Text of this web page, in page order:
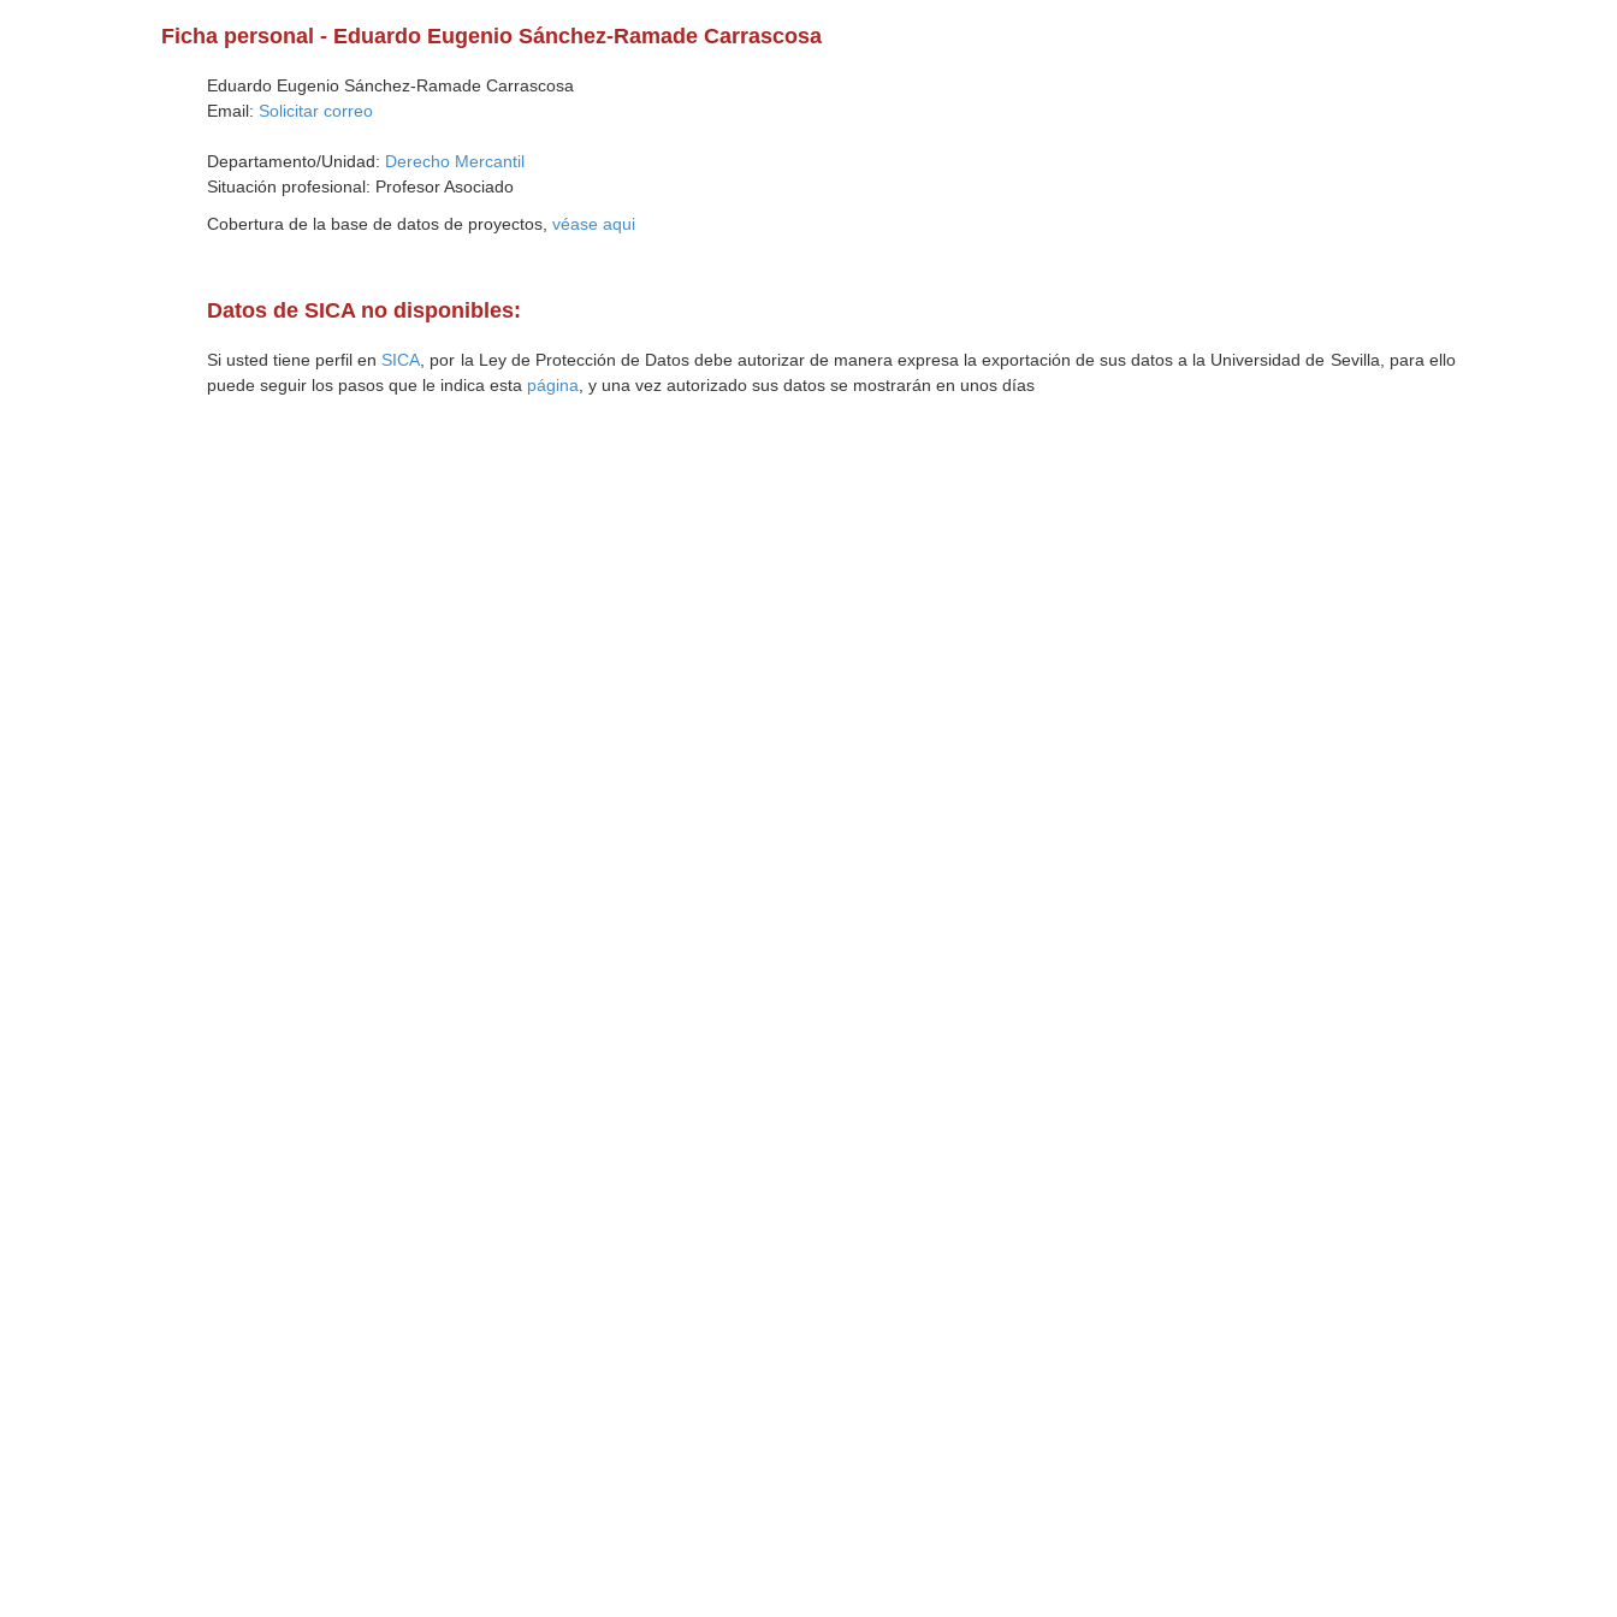
Ficha personal - Eduardo Eugenio Sánchez-Ramade Carrascosa
Eduardo Eugenio Sánchez-Ramade Carrascosa
Email: Solicitar correo
Departamento/Unidad: Derecho Mercantil
Situación profesional: Profesor Asociado
Cobertura de la base de datos de proyectos,véase aqui
Datos de SICA no disponibles:
Si usted tiene perfil en SICA , por la Ley de Protección de Datos debe autorizar de manera expresa la exportación de sus datos a la Universidad de Sevilla, para ello
puede seguir los pasos que le indica esta página , y una vez autorizado sus datos se mostrarán en unos días